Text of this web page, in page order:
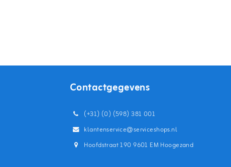
Contactgegevens
(+31) (0) (598) 381 001
klantenservice@serviceshops.nl
Hoofdstraat 190 9601 EM Hoogezand